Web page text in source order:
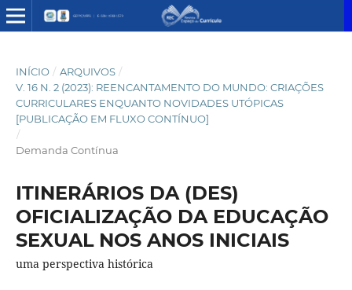
INÍCIO / ARQUIVOS /
V. 16 N. 2 (2023): REENCANTAMENTO DO MUNDO: CRIAÇÕES
CURRICULARES ENQUANTO NOVIDADES UTÓPICAS
[PUBLICAÇÃO EM FLUXO CONTÍNUO]
/
Demanda Contínua
ITINERÁRIOS DA (DES)
OFICIALIZAÇÃO DA EDUCAÇÃO
SEXUAL NOS ANOS INICIAIS
uma perspectiva histórica